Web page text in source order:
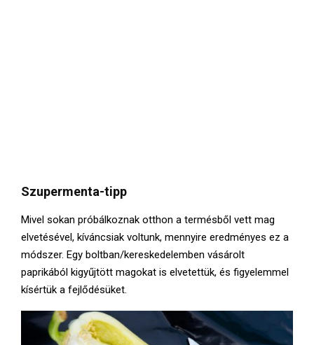
Szupermenta-tipp
Mivel sokan próbálkoznak otthon a termésből vett mag
elvetésével, kíváncsiak voltunk, mennyire eredményes ez a
módszer. Egy boltban/kereskedelemben vásárolt
paprikából kigyűjtött magokat is elvetettük, és figyelemmel
kísértük a fejlődésüket.